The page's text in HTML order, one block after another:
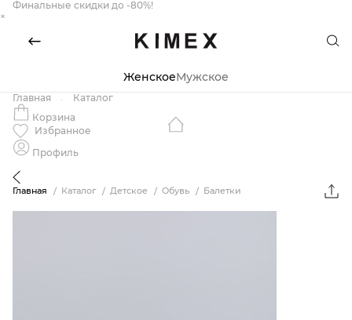
Финальные скидки до -80%!
×
ЖенскоеМужское
Главная
Каталог
Корзина
Избранное
Профиль
Главная Каталог Детское Обувь Балетки